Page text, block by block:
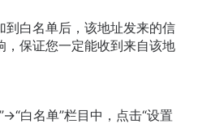
到白名单后，该地址发来的信
，保证您一定能收到来自该地
>“白名单”栏目中，点击“设置